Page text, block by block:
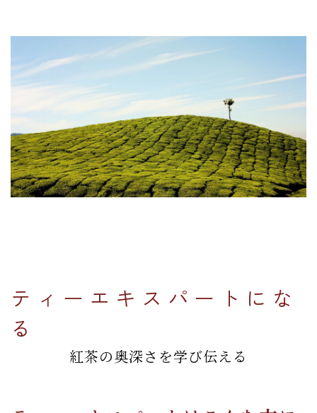
ティーエキスパートにな
る
紅茶の奥深さを学び伝える